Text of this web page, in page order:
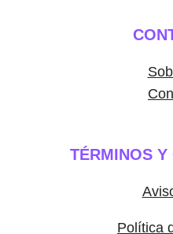
TÉRMINOS Y
Política